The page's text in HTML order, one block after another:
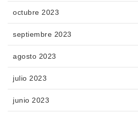
octubre 2023
septiembre 2023
agosto 2023
julio 2023
junio 2023